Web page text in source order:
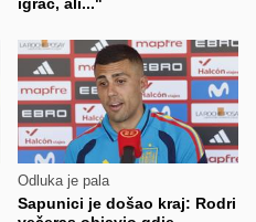
Odluka je pala
Sapunici je došao kraj: Rodri